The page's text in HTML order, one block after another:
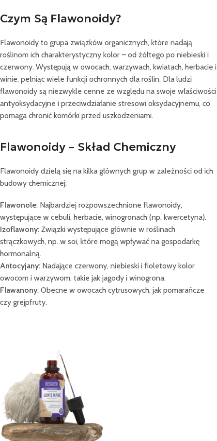
Czym Są Flawonoidy?
Flawonoidy to grupa związków organicznych, które nadają
roślinom ich charakterystyczny kolor – od żółtego po niebieski i
czerwony. Występują w owocach, warzywach, kwiatach, herbacie i
winie, pełniąc wiele funkcji ochronnych dla roślin. Dla ludzi
flawonoidy są niezwykle cenne ze względu na swoje właściwości
antyoksydacyjne i przeciwdziałanie stresowi oksydacyjnemu, co
pomaga chronić komórki przed uszkodzeniami.
Flawonoidy – Skład Chemiczny
Flawonoidy dzielą się na kilka głównych grup w zależności od ich
budowy chemicznej:
Flawonole: Najbardziej rozpowszechnione flawonoidy,
występujące w cebuli, herbacie, winogronach (np. kwercetyna).
Izoflawony: Związki występujące głównie w roślinach
strączkowych, np. w soi, które mogą wpływać na gospodarkę
hormonalną.
Antocyjany: Nadające czerwony, niebieski i fioletowy kolor
owocom i warzywom, takie jak jagody i winogrona.
Flawanony: Obecne w owocach cytrusowych, jak pomarańcze
czy grejpfruty.